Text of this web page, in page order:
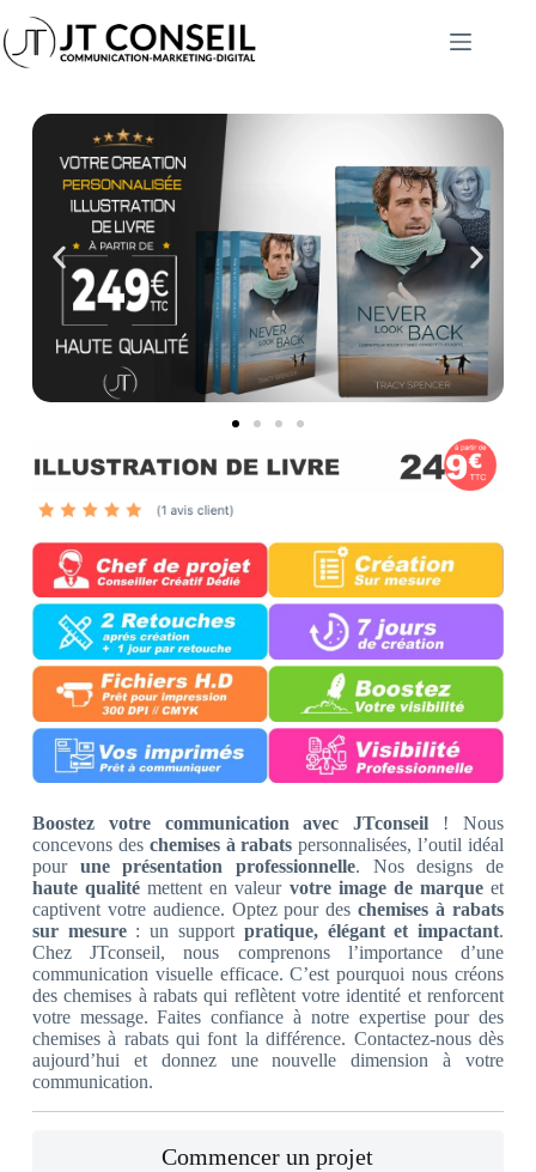
Boostez votre communication avec JTconseil ! Nous
concevons des chemises à rabats personnalisées, l’outil idéal
pour une présentation professionnelle. Nos designs de
haute qualité mettent en valeur votre image de marque et
captivent votre audience. Optez pour deschemises à rabats
sur mesure: un support pratique, élégant et impactant.
Chez JTconseil, nous comprenons l’importance d’une
communication visuelle efficace. C’est pourquoi nous créons
des chemises à rabats qui reflètent votre identité et renforcent
votre message. Faites confiance à notre expertise pour des
chemises à rabats qui font la différence. Contactez-nous dès
aujourd’hui et donnez une nouvelle dimension à votre
communication.
Commencer un projet